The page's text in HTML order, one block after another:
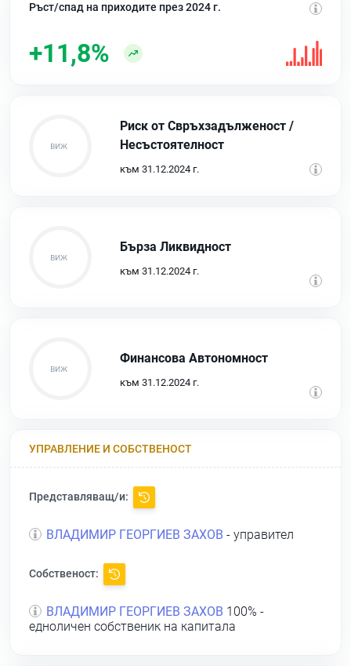
Ръст/спад на приходите през 2024 г.
+11,8%
Риск от Свръхзадълженост /
Несъстоятелност
към 31.12.2024 г.
Бърза Ликвидност
към 31.12.2024 г.
Финансова Автономност
към 31.12.2024 г.
УПРАВЛЕНИЕ И СОБСТВЕНОСТ
Представляващ/и:
ВЛАДИМИР ГЕОРГИЕВ ЗАХОВ - управител
Собственост:
ВЛАДИМИР ГЕОРГИЕВ ЗАХОВ 100% -
едноличен собственик на капитала